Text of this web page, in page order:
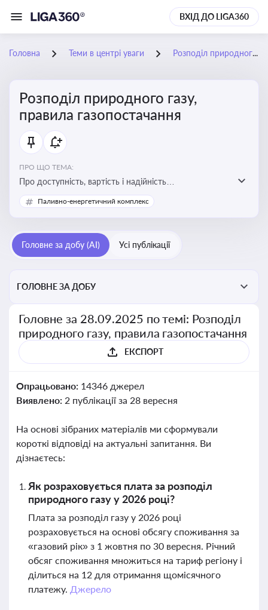
ВХІД ДО LIGA360
Головна Теми в центрі уваги Розподіл природного газу, правила газопостачання
Розподіл природного газу,
правила газопостачання
ПРО ЩО ТЕМА:
Про доступність, вартість і надійність
енергопостачання для бізнесу та вплив на економічну
стабільність
Паливно-енергетичний комплекс
Головне за добу (AI) Усі публікації
ГОЛОВНЕ ЗА ДОБУ
Головне за 28.09.2025 по темі: Розподіл
природного газу, правила газопостачання
ЕКСПОРТ
Опрацьовано: 14346 джерел
Виявлено: 2 публікації за 28 вересня
На основі зібраних матеріалів ми сформували
короткі відповіді на актуальні запитання. Ви
дізнаєтесь:
Як розраховується плата за розподіл
природного газу у 2026 році?
Плата за розподіл газу у 2026 році
розраховується на основі обсягу споживання за
«газовий рік» з 1 жовтня по 30 вересня. Річний
обсяг споживання множиться на тариф регіону і
ділиться на 12 для отримання щомісячного
платежу. Джерело